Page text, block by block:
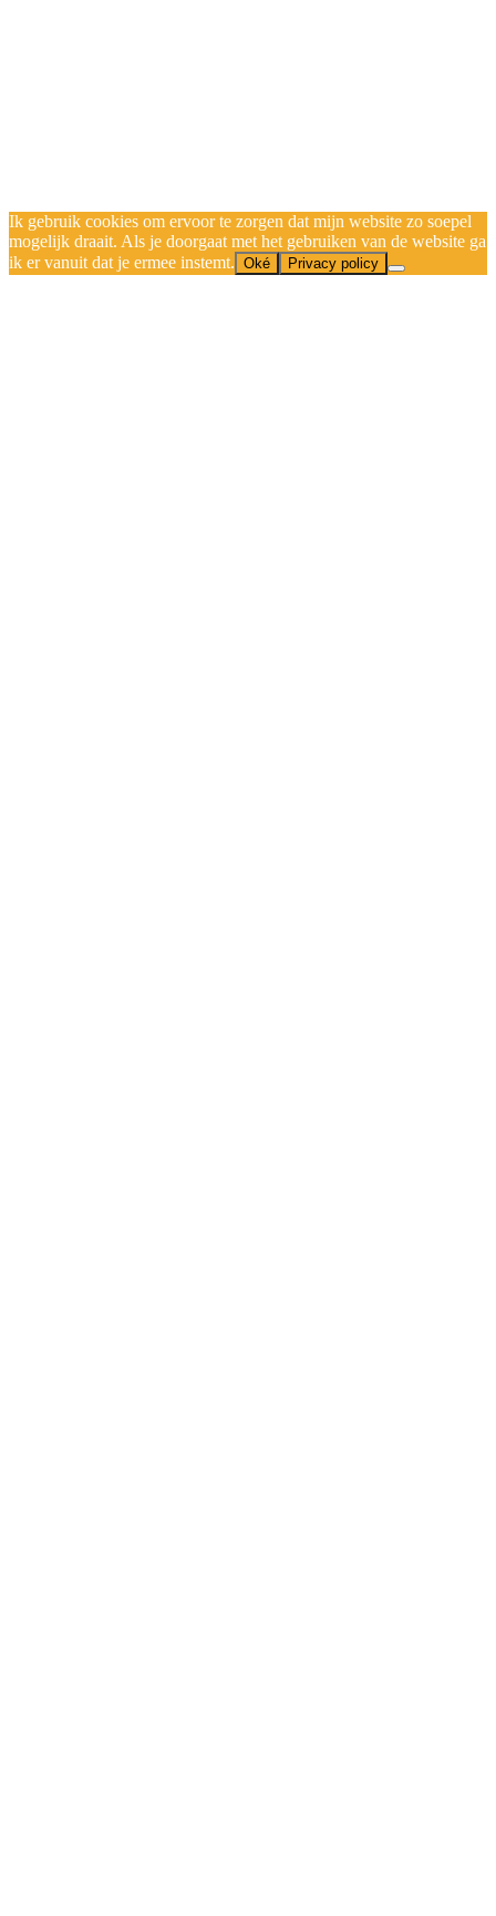
Ik gebruik cookies om ervoor te zorgen dat mijn website zo soepel
mogelijk draait. Als je doorgaat met het gebruiken van de website ga
ik er vanuit dat je ermee instemt. Oké Privacy policy